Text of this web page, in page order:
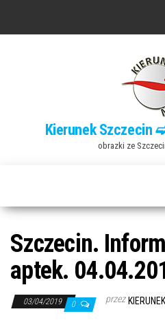
Kierunek Szczecin
obrazki ze
Szczecin.
aptek.
03/04/2019 0 przez